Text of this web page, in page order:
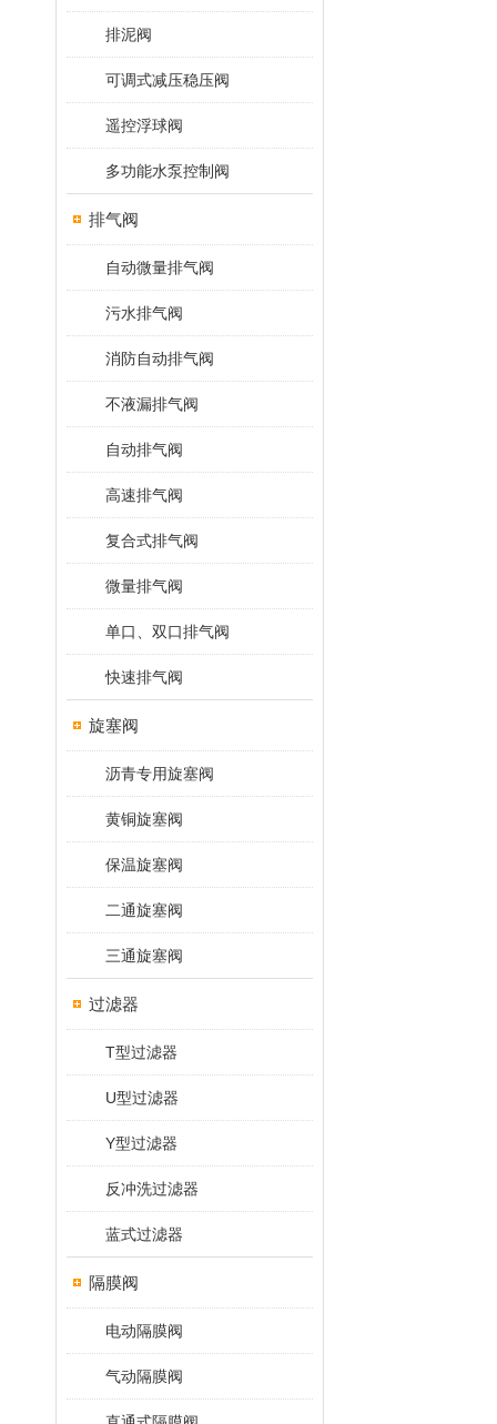
排泥阀
可调式减压稳压阀
遥控浮球阀
多功能水泵控制阀
排气阀
自动微量排气阀
污水排气阀
消防自动排气阀
不液漏排气阀
自动排气阀
高速排气阀
复合式排气阀
微量排气阀
单口、双口排气阀
快速排气阀
旋塞阀
沥青专用旋塞阀
黄铜旋塞阀
保温旋塞阀
二通旋塞阀
三通旋塞阀
过滤器
T型过滤器
U型过滤器
Y型过滤器
反冲洗过滤器
蓝式过滤器
隔膜阀
电动隔膜阀
气动隔膜阀